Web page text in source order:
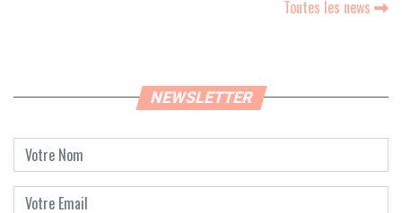
Toutes les news
NEWSLETTER